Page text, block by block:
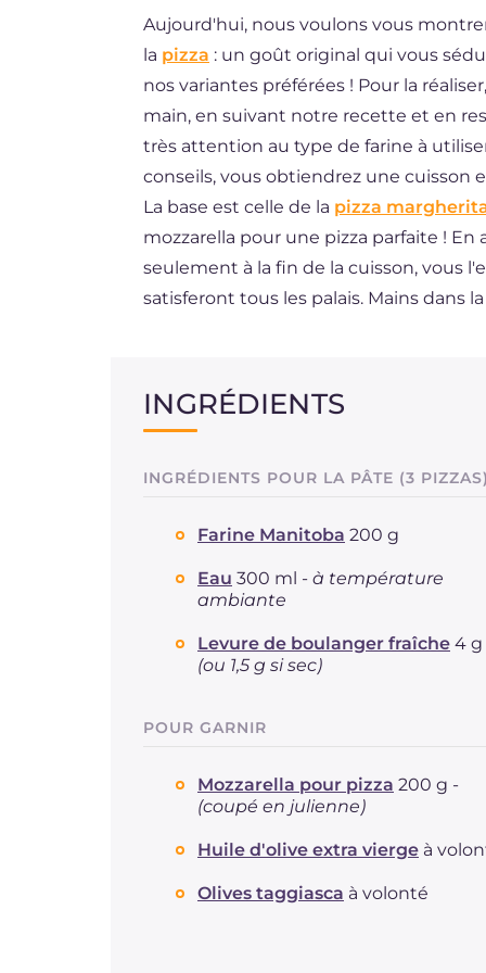
ES
DE
Aujourd'hui, nous voulons vous
la pizza : un goût original qui vous
nos variantes préférées ! Pour la
main, en suivant notre recette et en
très attention au type de farine à
conseils, vous obtiendrez une cuisson
La base est celle de la pizza
mozzarella pour une pizza parfaite !
seulement à la fin de la cuisson, vous
satisferont tous les palais. Mains dans
INGRÉDIENTS
INGRÉDIENTS POUR LA PÂTE (3
Farine Manitoba 200 g
Eau 300 ml - à température
ambiante
Levure de boulanger fraîche 4 g
(ou 1,5 g si sec)
POUR GARNIR
Mozzarella pour pizza 200 g -
(coupé en julienne)
Huile d'olive extra vierge à
Olives taggiasca à volonté